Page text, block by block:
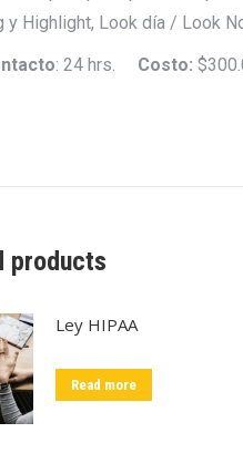
y Highlight, Look día / Look
: 24 hrs. Costo:
products
Ley HIPAA
Read more